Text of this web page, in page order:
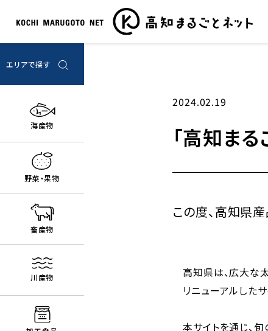
エリアで探す
四万十・足摺エリア
奥四万十エリア
海産物
野菜・果物
畜産物
川産物
2024.02.19
「高知まる
この度、高知県
高知県は、広大な
リニューアルした
本サイトを通じ、